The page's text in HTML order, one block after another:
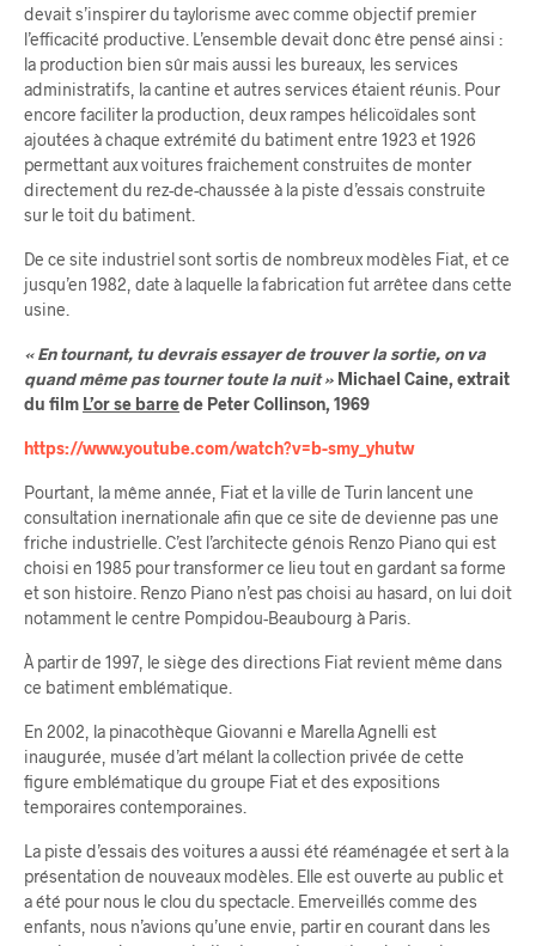
devait s’inspirer du taylorisme avec comme objectif premier
l’efficacité productive. L’ensemble devait donc être pensé ainsi :
la production bien sûr mais aussi les bureaux, les services
administratifs, la cantine et autres services étaient réunis. Pour
encore faciliter la production, deux rampes hélicoïdales sont
ajoutées à chaque extrémité du batiment entre 1923 et 1926
permettant aux voitures fraichement construites de monter
directement du rez-de-chaussée à la piste d’essais construite
sur le toit du batiment.
De ce site industriel sont sortis de nombreux modèles Fiat, et ce
jusqu’en 1982, date à laquelle la fabrication fut arrêtee dans cette
usine.
«En tournant, tu devrais essayer de trouver la sortie, on va
quand même pas tourner toute la nuit » Michael Caine, extrait
du film L’or se barrede Peter Collinson, 1969
https://www.youtube.com/watch?v=b-smy_yhutw
Pourtant, la même année, Fiat et la ville de Turin lancent une
consultation inernationale afin que ce site de devienne pas une
friche industrielle. C’est l’architecte génois Renzo Piano qui est
choisi en 1985 pour transformer ce lieu tout en gardant sa forme
et son histoire. Renzo Piano n’est pas choisi au hasard, on lui doit
notamment le centre Pompidou-Beaubourg à Paris.
À partir de 1997, le siège des directions Fiat revient même dans
ce batiment emblématique.
En 2002, la pinacothèque Giovanni e Marella Agnelli est
inaugurée, musée d’art mélant la collection privée de cette
figure emblématique du groupe Fiat et des expositions
temporaires contemporaines.
La piste d’essais des voitures a aussi été réaménagée et sert à la
présentation de nouveaux modèles. Elle est ouverte au public et
a été pour nous le clou du spectacle. Emerveillés comme des
enfants, nous n’avions qu’une envie, partir en courant dans les